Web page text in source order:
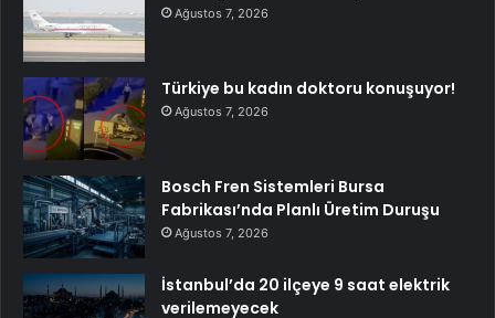
Ağustos 7, 2026
Türkiye bu kadın doktoru konuşuyor!
Ağustos 7, 2026
Bosch Fren Sistemleri Bursa
Fabrikası’nda Planlı Üretim Duruşu
Ağustos 7, 2026
İstanbul’da 20 ilçeye 9 saat elektrik
verilemeyecek